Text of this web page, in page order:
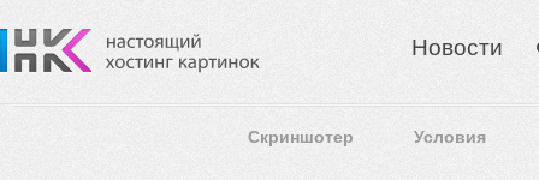
Новости
Скриншотер Условия